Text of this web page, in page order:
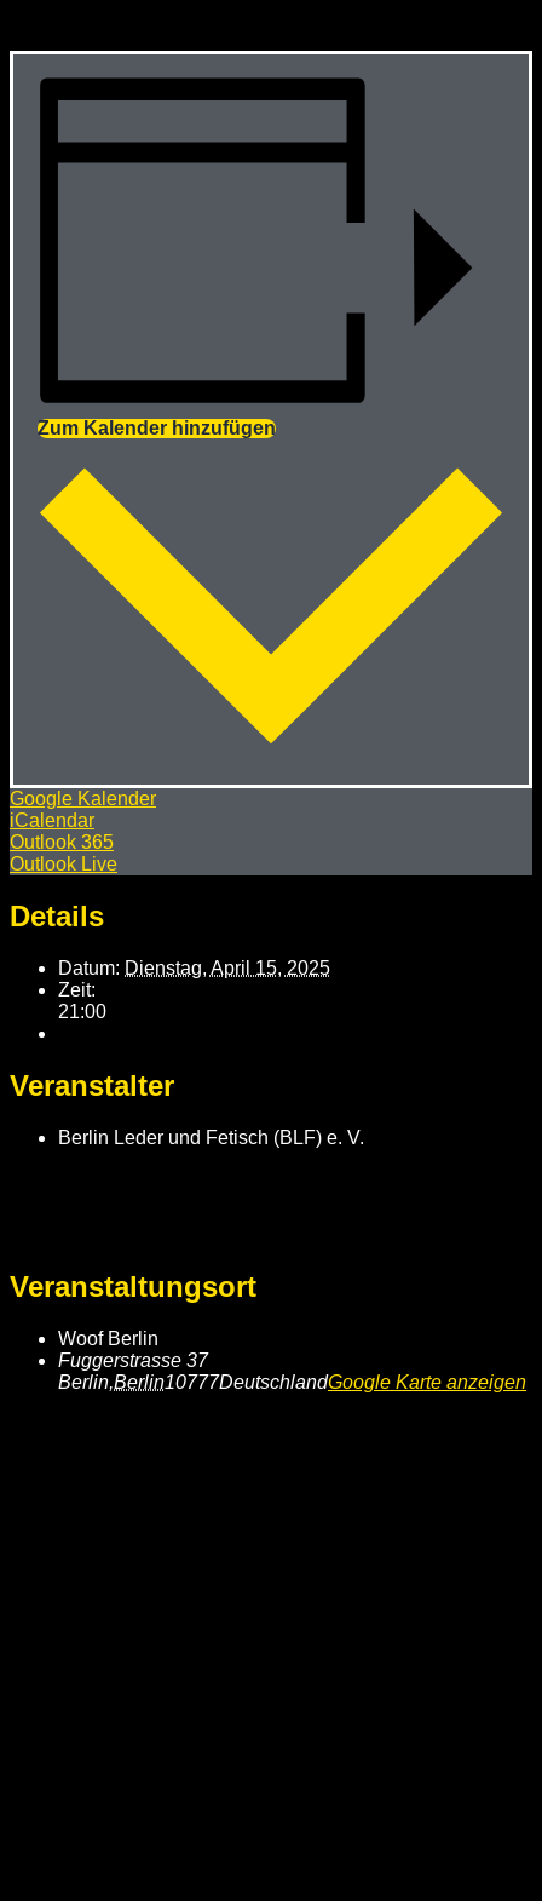
Zum Kalender hinzufügen
Google Kalender
iCalendar
Outlook 365
Outlook Live
Details
Datum: Dienstag, April 15, 2025
Zeit:
21:00
Veranstalter
Berlin Leder und Fetisch (BLF) e. V.
Veranstaltungsort
Woof Berlin
Fuggerstrasse 37
Berlin,Berlin10777DeutschlandGoogle Karte anzeigen